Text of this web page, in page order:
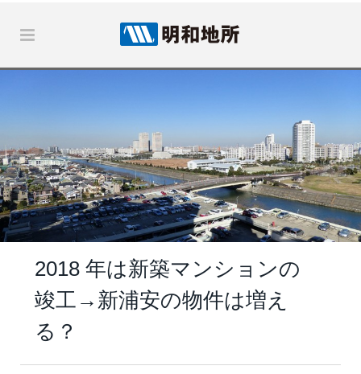
2018 年は新築マンションの
竣工→新浦安の物件は増え
る？